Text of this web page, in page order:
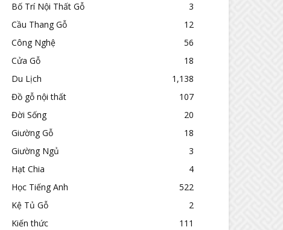
Bố Trí Nội Thất Gỗ
3
Cầu Thang Gỗ
12
Công Nghệ
56
Cửa Gỗ
18
Du Lịch
1,138
Đồ gỗ nội thất
107
Đời Sống
20
Giường Gỗ
18
Giường Ngủ
3
Hạt Chia
4
Học Tiếng Anh
522
Kệ Tủ Gỗ
2
Kiến thức
111